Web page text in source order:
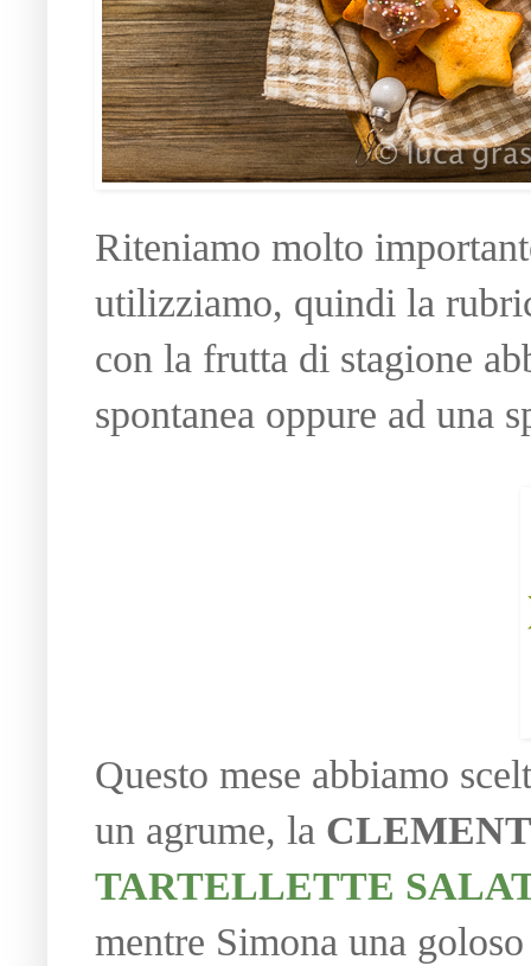
Riteniamo molto
utilizziamo, quindi la
con la frutta di stagione
spontanea oppure ad una
Questo mese abbiamo
un agrume, la
TARTELLETTE
mentre Simona una